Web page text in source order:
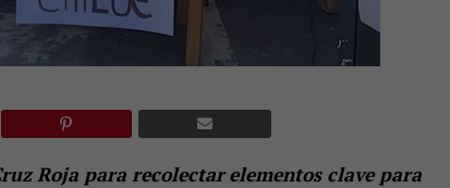
Roja para recolectar elementos clave para